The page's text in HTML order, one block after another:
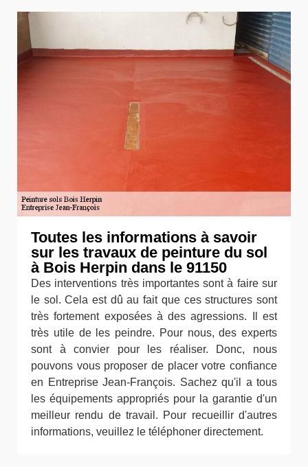
Toutes les informations à savoir
sur les travaux de peinture du sol
à Bois Herpin dans le 91150
Des interventions très importantes sont à faire sur
le sol. Cela est dû au fait que ces structures sont
très fortement exposées à des agressions. Il est
très utile de les peindre. Pour nous, des experts
sont à convier pour les réaliser. Donc, nous
pouvons vous proposer de placer votre confiance
en Entreprise Jean-François. Sachez qu'il a tous
les équipements appropriés pour la garantie d'un
meilleur rendu de travail. Pour recueillir d'autres
informations, veuillez le téléphoner directement.